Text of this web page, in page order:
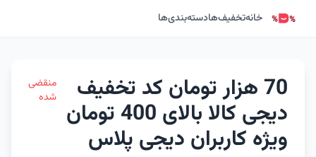
خانهتخفیف‌هادسته‌بندی‌ها
70 هزار تومان کد تخفیف
دیجی کالا بالای 400 تومان
ویژه کاربران دیجی پلاس
منقضی
شده